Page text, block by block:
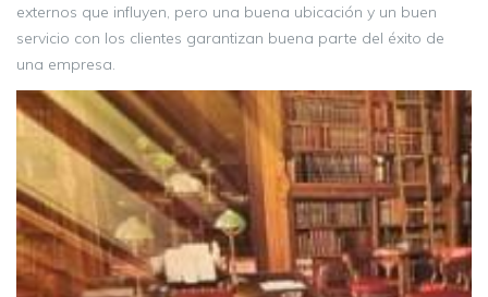
externos que influyen, pero una buena ubicación y un buen
servicio con los clientes garantizan buena parte del éxito de
una empresa.